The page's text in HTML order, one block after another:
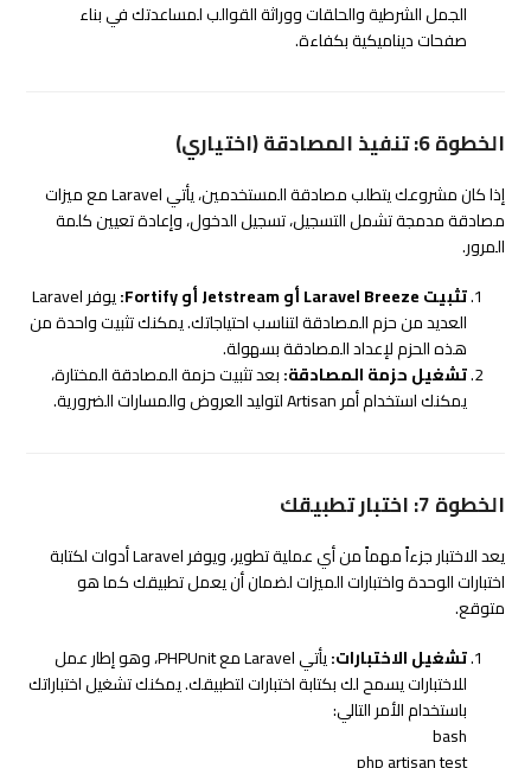
الجمل الشرطية والحلقات ووراثة القوالب لمساعدتك في بناء
صفحات ديناميكية بكفاءة.
الخطوة 6: تنفيذ المصادقة (اختياري)
إذا كان مشروعك يتطلب مصادقة المستخدمين، يأتي Laravel مع ميزات
مصادقة مدمجة تشمل التسجيل، تسجيل الدخول، وإعادة تعيين كلمة
المرور.
تثبيت Laravel Breeze أو Jetstream أو Fortify:
يوفر Laravel
العديد من حزم المصادقة لتناسب احتياجاتك. يمكنك تثبيت واحدة من
هذه الحزم لإعداد المصادقة بسهولة.
تشغيل حزمة المصادقة:بعد تثبيت حزمة المصادقة المختارة،
يمكنك استخدام أمر Artisan لتوليد العروض والمسارات الضرورية.
الخطوة 7: اختبار تطبيقك
يعد الاختبار جزءاً مهماً من أي عملية تطوير، ويوفر Laravel أدوات لكتابة
اختبارات الوحدة واختبارات الميزات لضمان أن يعمل تطبيقك كما هو
متوقع.
تشغيل الاختبارات:
يأتي Laravel مع PHPUnit، وهو إطار عمل
للاختبارات يسمح لك بكتابة اختبارات لتطبيقك. يمكنك تشغيل اختباراتك
باستخدام الأمر التالي:
bash